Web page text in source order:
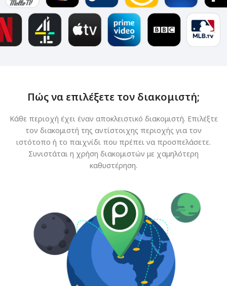
Πώς να επιλέξετε τον διακομιστή;
Κάθε περιοχή έχει έναν αποκλειστικό διακομιστή. Επιλέξτε
τον διακομιστή της αντίστοιχης περιοχής για τον
ιστότοπο ή το παιχνίδι που πρέπει να προσπελάσετε.
Συνιστάται η χρήση διακομιστών με χαμηλότερη
καθυστέρηση.